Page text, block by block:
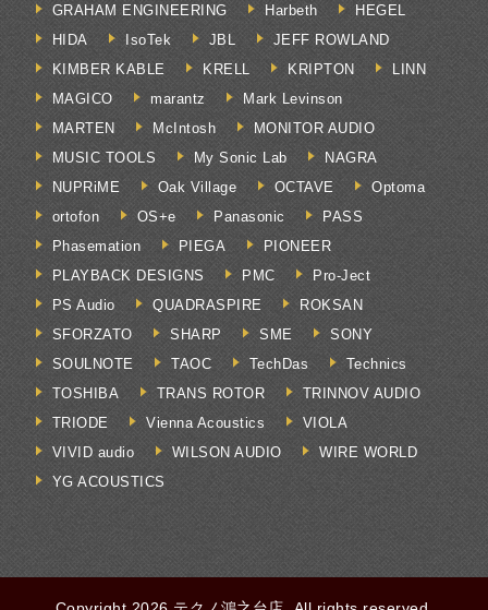
GRAHAM ENGINEERING
Harbeth
HEGEL
HIDA
IsoTek JBL
JEFF ROWLAND
KIMBER KABLE
KRELL KRIPTON
LINN
MAGICO
marantz
Mark Levinson
MARTEN
McIntosh
MONITOR AUDIO
MUSIC TOOLS
My Sonic Lab
NAGRA
NUPRiME
Oak Village OCTAVE
Optoma
ortofon
OS+e Panasonic
PASS
Phasemation
PIEGA
PIONEER
PLAYBACK DESIGNS
PMC
Pro-Ject
PS Audio
QUADRASPIRE
ROKSAN
SFORZATO
SHARP SME
SONY
SOULNOTE
TAOC TechDas
Technics
TOSHIBA
TRANS ROTOR
TRINNOV AUDIO
TRIODE
Vienna Acoustics
VIOLA
VIVID audio
WILSON AUDIO
WIRE WORLD
YG ACOUSTICS